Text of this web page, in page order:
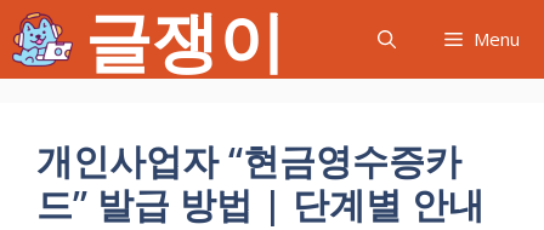
텐
츠
글쟁이 Menu
개인사업자 “현금영수증카
드” 발급 방법 | 단계별 안내